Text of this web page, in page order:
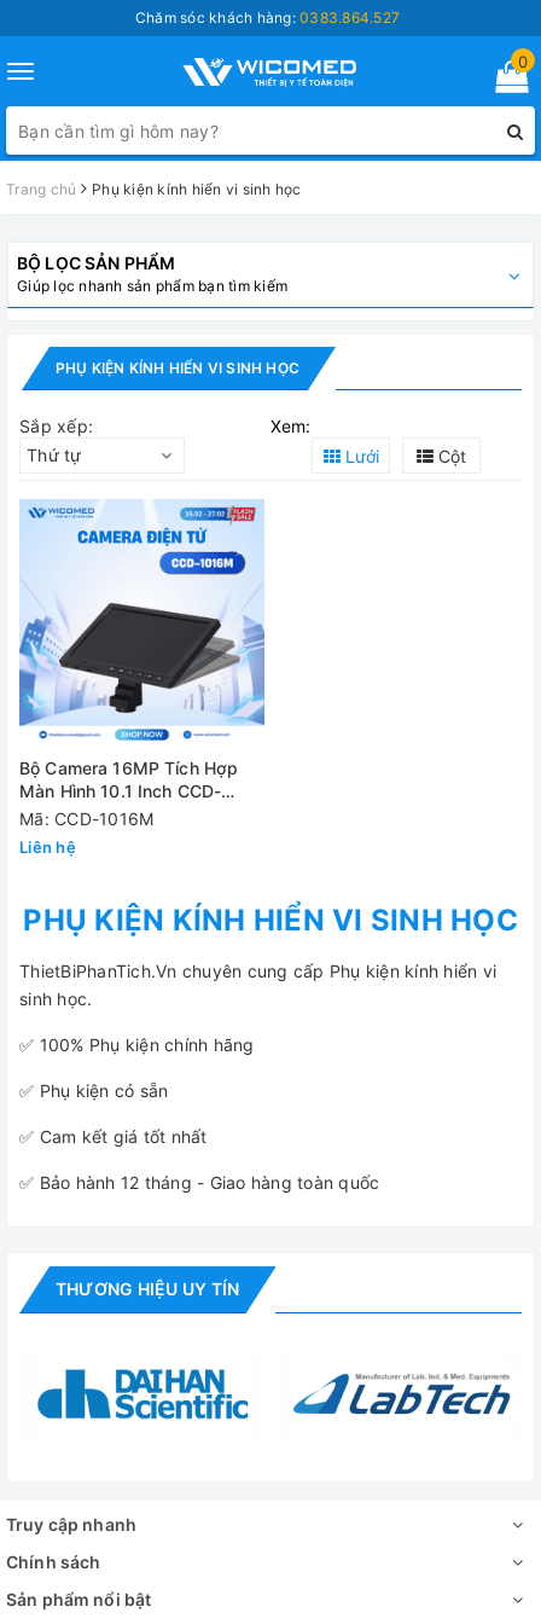
Chăm sóc khách hàng:0383.864.527
Toggle
navigation
0
Trang chủ Phụ kiện kính hiển vi sinh học
BỘ LỌC SẢN PHẨM
Giúp lọc nhanh sản phẩm bạn tìm kiếm
PHỤ KIỆN KÍNH HIỂN VI SINH HỌC
Sắp xếp:
Thứ tự
Xem:
Lưới
Cột
Bộ Camera 16MP Tích Hợp
Màn Hình 10.1 Inch CCD-
1016M
Mã: CCD-1016M
Liên hệ
PHỤ KIỆN KÍNH HIỂN VI SINH HỌC
ThietBiPhanTich.Vn chuyên cung cấp Phụ kiện kính hiển vi
sinh học.
✅ 100% Phụ kiện chính hãng
✅ Phụ kiện có sẵn
✅ Cam kết giá tốt nhất
✅ Bảo hành 12 tháng - Giao hàng toàn quốc
THƯƠNG HIỆU UY TÍN
Truy cập nhanh
Chính sách
Sản phẩm nổi bật